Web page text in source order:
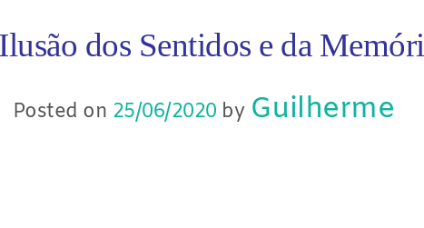
dos Sentidos e da
Posted on 25/06/2020 by Guilherme